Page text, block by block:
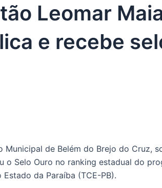
Leomar
e recebe
Municipal de Belém do Brejo do Cruz,
o Selo Ouro no ranking estadual do
Estado da Paraíba (TCE-PB).